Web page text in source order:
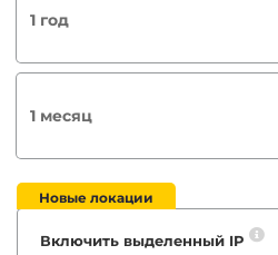
1 год
1 месяц
Новые локации
Включить выделенный IP